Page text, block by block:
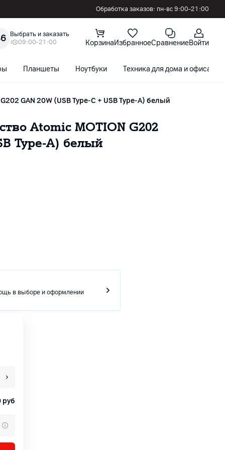
Обработка заказов: пн-вс 9:00–21:00
Выбрать и заказать
09:00-21:00
КорзинаИзбранноеСравнениеВойти
Планшеты Ноутбуки Техника для дома и офиса
GAN 20W (USB Type-C + USB Type-A) белый
Atomic MOTION G202
Type-A) белый
в выборе и оформлении
руб